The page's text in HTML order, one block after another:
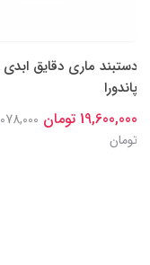
دستبند ماری دقایق ابدی
پاندورا
19,600,000 تومان
تومان